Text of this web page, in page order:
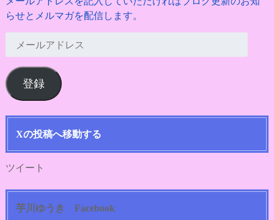
らせとメルマガを配信します。
ー
ル
ア
ド
登録
Xの投稿へ移動する
ツイート
芋川ゆうき Facebook